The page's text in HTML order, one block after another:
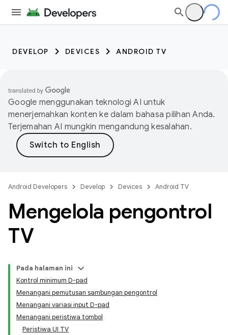
DEVELOP DEVICES ANDROID TV
Google menggunakan teknologi AI untuk
menerjemahkan konten ke dalam bahasa pilihan Anda.
Terjemahan AI mungkin mengandung kesalahan.
Android Developers Develop Devices Android TV
Mengelola pengontrol
TV
Pada halaman ini
Kontrol minimum D-pad
Menangani pemutusan sambungan pengontrol
Menangani variasi input D-pad
Menangani peristiwa tombol
Peristiwa UI TV